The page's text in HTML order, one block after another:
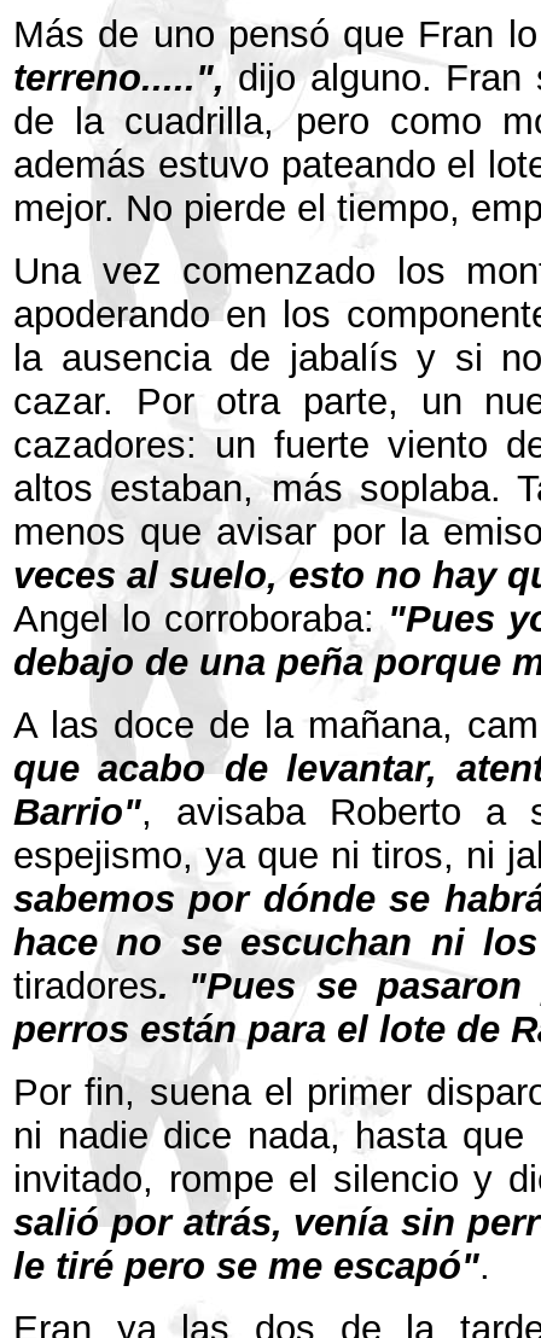
Más de uno pensó que Fran
terreno.....", dijo alguno. Fran
de la cuadrilla, pero como
además estuvo pateando el
mejor. No pierde el tiempo,
Una vez comenzado los
apoderando en los
la ausencia de jabalís y si
cazar. Por otra parte, un
cazadores: un fuerte viento
altos estaban, más soplaba.
menos que avisar por la
veces al suelo, esto no hay
Angel lo corroboraba: "Pues
debajo de una peña porque
A las doce de la mañana,
que acabo de levantar,
Barrio", avisaba Roberto a
espejismo, ya que ni tiros, ni
sabemos por dónde se
hace no se escuchan ni
tiradores. "Pues se
perros están para el lote de
Por fin, suena el primer
ni nadie dice nada, hasta
invitado, rompe el silencio y
salió por atrás, venía sin
le tiré pero se me escapó".
Eran ya las dos de la